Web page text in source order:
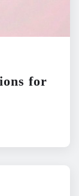
for